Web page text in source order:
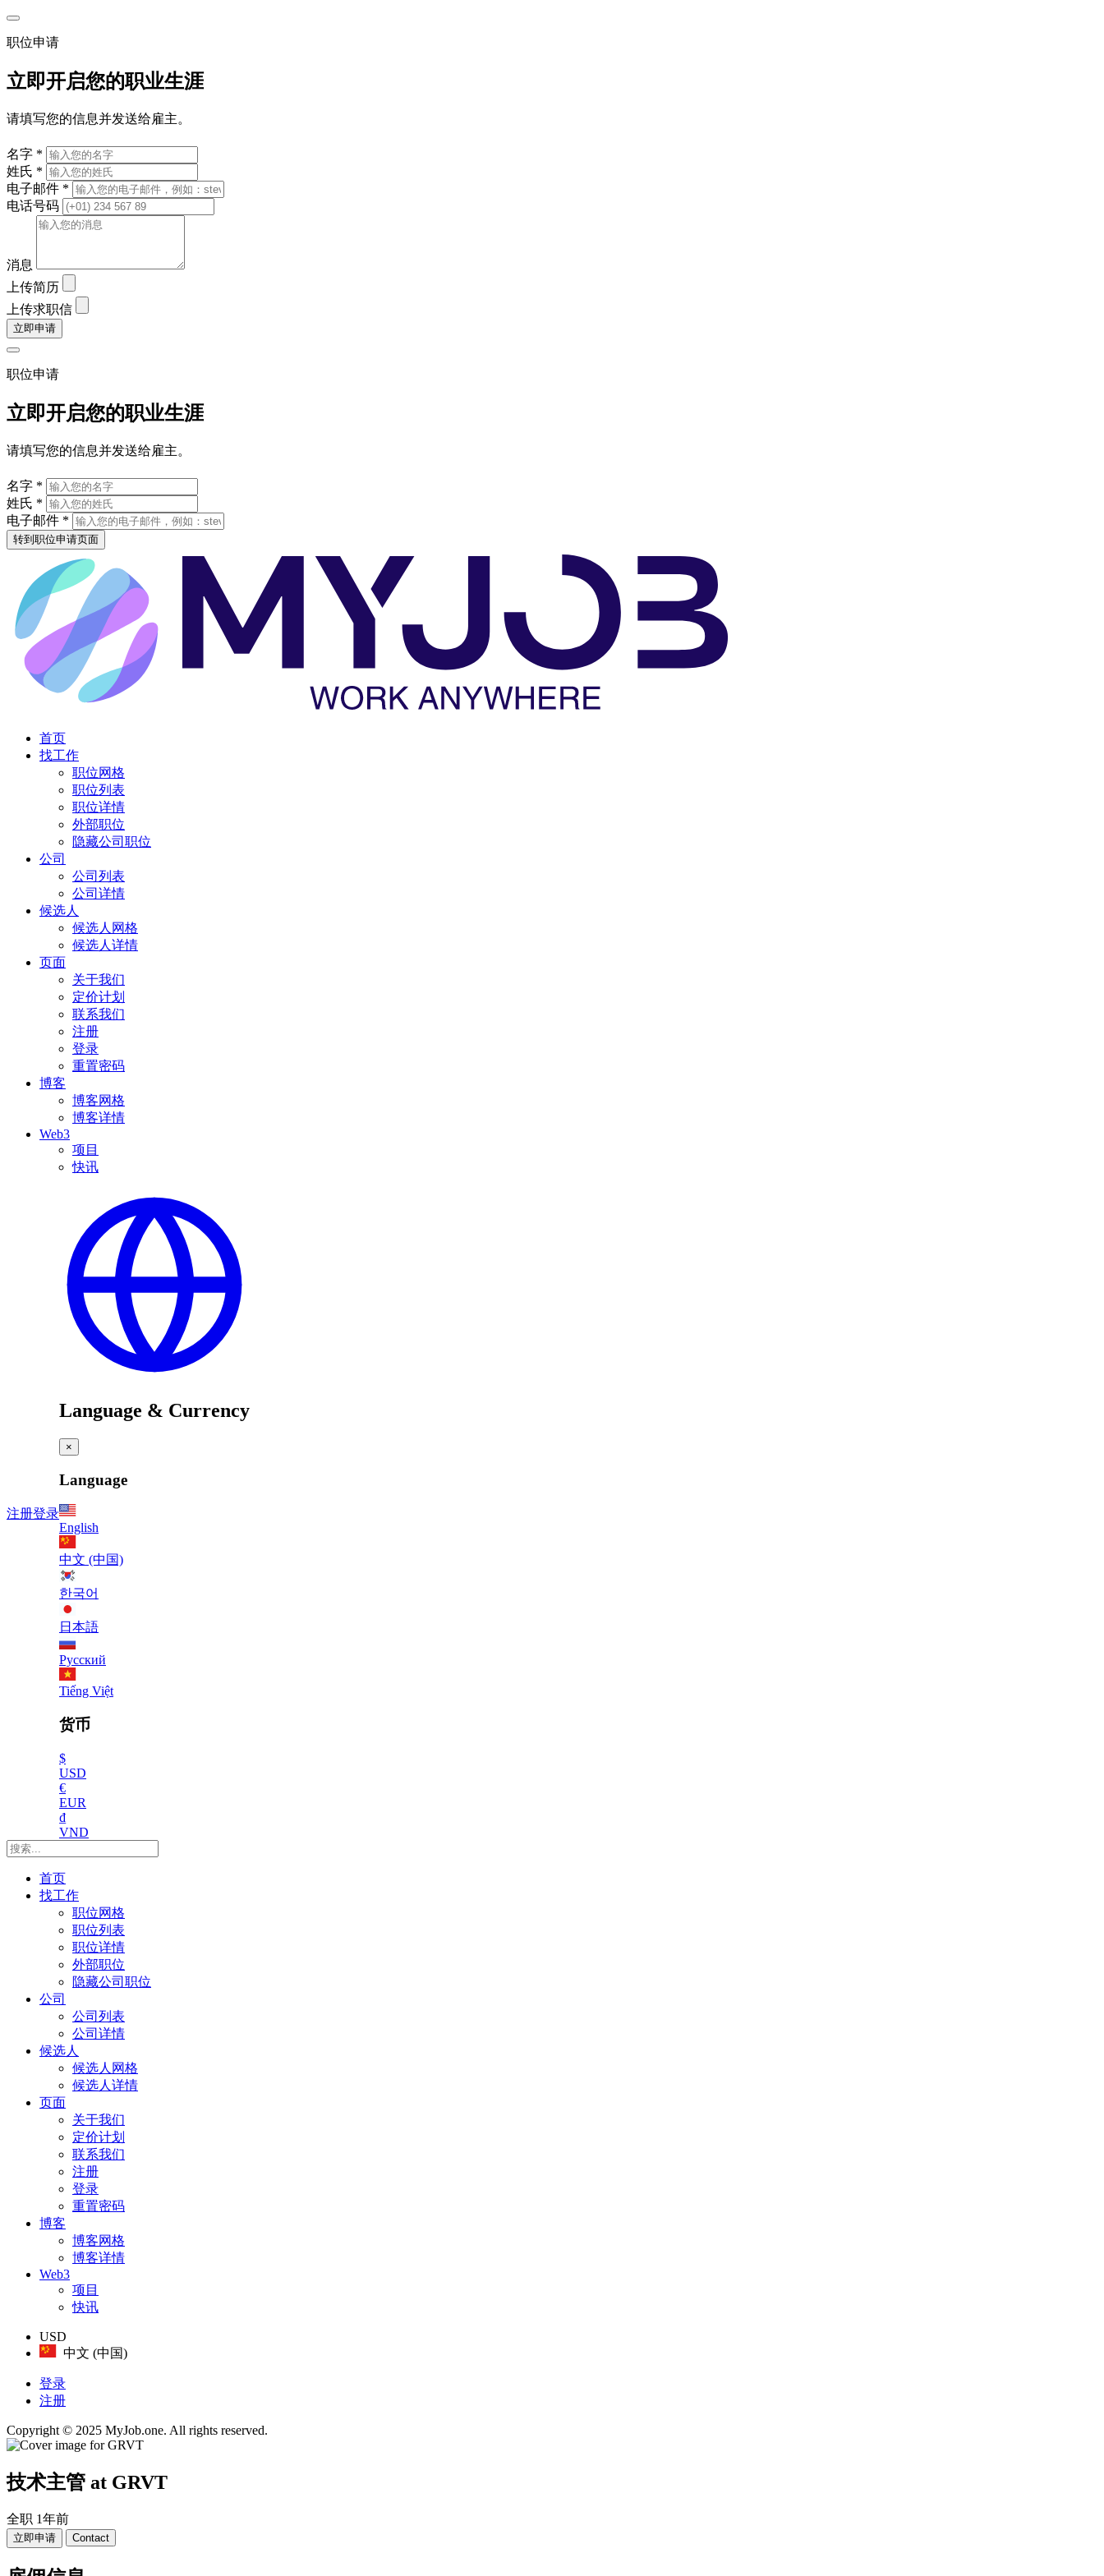
职位申请
立即开启您的职业生涯
请填写您的信息并发送给雇主。
名字 *
姓氏 *
电子邮件 *
电话号码
消息
上传简历
上传求职信
立即申请
职位申请
立即开启您的职业生涯
请填写您的信息并发送给雇主。
名字 *
姓氏 *
电子邮件 *
转到职位申请页面
首页
找工作
职位网格
职位列表
职位详情
外部职位
隐藏公司职位
公司
公司列表
公司详情
候选人
候选人网格
候选人详情
页面
关于我们
定价计划
联系我们
注册
登录
重置密码
博客
博客网格
博客详情
Web3
项目
快讯
注册登录
Language & Currency
×
Language
English
中文 (中国)
한국어
日本語
Русский
Tiếng Việt
货币
$
USD
€
EUR
₫
VND
首页
找工作
职位网格
职位列表
职位详情
外部职位
隐藏公司职位
公司
公司列表
公司详情
候选人
候选人网格
候选人详情
页面
关于我们
定价计划
联系我们
注册
登录
重置密码
博客
博客网格
博客详情
Web3
项目
快讯
USD
中文 (中国)
登录
注册
Copyright © 2025 MyJob.one. All rights reserved.
技术主管 at GRVT
全职 1年前
立即申请 Contact